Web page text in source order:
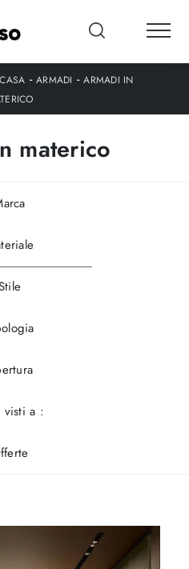
- ARMADI -ARMADI IN
materico
a :